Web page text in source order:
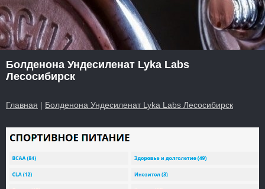
Болденона Ундесиленат Lyka Labs
Лесосибирск
Главная | Болденона Ундесиленат Lyka Labs Лесосибирск